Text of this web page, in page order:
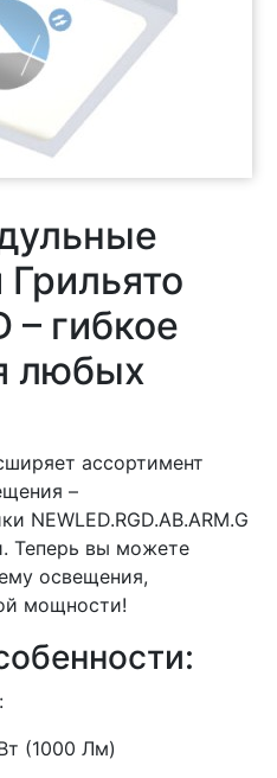
– гибкое
любых
ассортимент
–
NEWLED.RGD.AB.ARM.G
Теперь вы можете
освещения,
мощности!
(1000 Лм)